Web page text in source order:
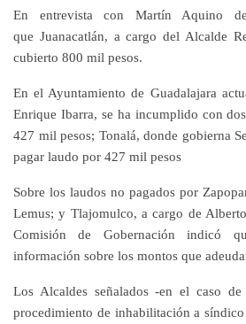
En entrevista con Martín Aquino
que Juanacatlán, a cargo del Alcalde
cubierto 800 mil pesos.
En el Ayuntamiento de Guadalajara
Enrique Ibarra, se ha incumplido con
427 mil pesos; Tonalá, donde gobierna
pagar laudo por 427 mil pesos
Sobre los laudos no pagados por
Lemus; y Tlajomulco, a cargo de
Comisión de Gobernación indicó
información sobre los montos que
Los Alcaldes señalados -en el caso
procedimiento de inhabilitación a